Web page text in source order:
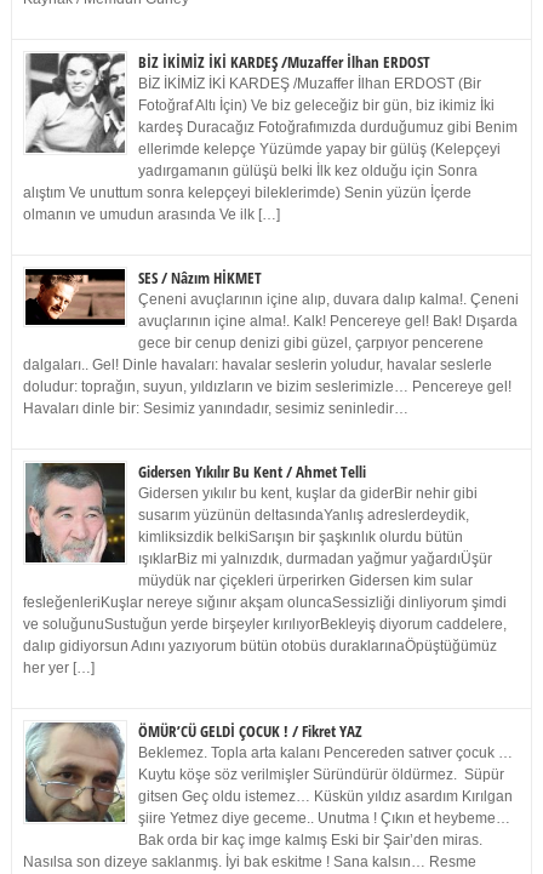
BİZ İKİMİZ İKİ KARDEŞ /Muzaffer İlhan ERDOST
BİZ İKİMİZ İKİ KARDEŞ /Muzaffer İlhan ERDOST (Bir
Fotoğraf Altı İçin) Ve biz geleceğiz bir gün, biz ikimiz İki
kardeş Duracağız Fotoğrafımızda durduğumuz gibi Benim
ellerimde kelepçe Yüzümde yapay bir gülüş (Kelepçeyi
yadırgamanın gülüşü belki İlk kez olduğu için Sonra
alıştım Ve unuttum sonra kelepçeyi bileklerimde) Senin yüzün İçerde
olmanın ve umudun arasında Ve ilk […]
SES / Nâzım HİKMET
Çeneni avuçlarının içine alıp, duvara dalıp kalma!. Çeneni
avuçlarının içine alma!. Kalk! Pencereye gel! Bak! Dışarda
gece bir cenup denizi gibi güzel, çarpıyor pencerene
dalgaları.. Gel! Dinle havaları: havalar seslerin yoludur, havalar seslerle
doludur: toprağın, suyun, yıldızların ve bizim seslerimizle… Pencereye gel!
Havaları dinle bir: Sesimiz yanındadır, sesimiz seninledir…
Gidersen Yıkılır Bu Kent / Ahmet Telli
Gidersen yıkılır bu kent, kuşlar da giderBir nehir gibi
susarım yüzünün deltasındaYanlış adreslerdeydik,
kimliksizdik belkiSarışın bir şaşkınlık olurdu bütün
ışıklarBiz mi yalnızdık, durmadan yağmur yağardıÜşür
müydük nar çiçekleri ürperirken Gidersen kim sular
fesleğenleriKuşlar nereye sığınır akşam oluncaSessizliği dinliyorum şimdi
ve soluğunuSustuğun yerde birşeyler kırılıyorBekleyiş diyorum caddelere,
dalıp gidiyorsun Adını yazıyorum bütün otobüs duraklarınaÖpüştüğümüz
her yer […]
ÖMÜR’CÜ GELDİ ÇOCUK ! / Fikret YAZ
Beklemez. Topla arta kalanı Pencereden satıver çocuk …
Kuytu köşe söz verilmişler Süründürür öldürmez. Süpür
gitsen Geç oldu istemez… Küskün yıldız asardım Kırılgan
şiire Yetmez diye geceme.. Unutma ! Çıkın et heybeme…
Bak orda bir kaç imge kalmış Eski bir Şair’den miras.
Nasılsa son dizeye saklanmış. İyi bak eskitme ! Sana kalsın… Resme